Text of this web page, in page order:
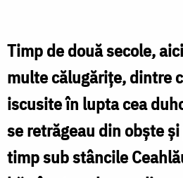
Burlă
Timp de două secole,
multe călugărițe, dintre
iscusite în lupta cea
se retrăgeau din obște
timp sub stâncile